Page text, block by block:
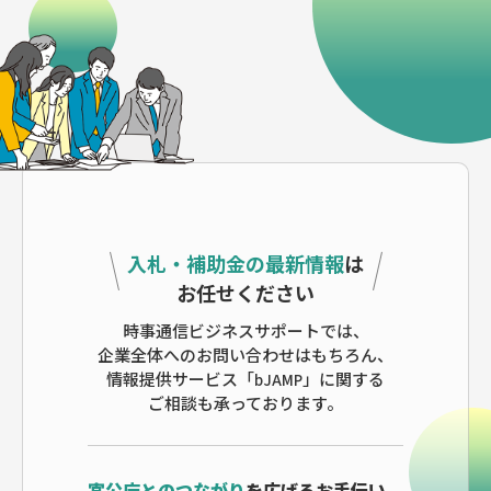
入札・補助金の最新情報は
お任せください
時事通信ビジネスサポートでは、
企業全体へのお問い合わせはもちろん、
情報提供サービス「bJAMP」に関する
ご相談も承っております。